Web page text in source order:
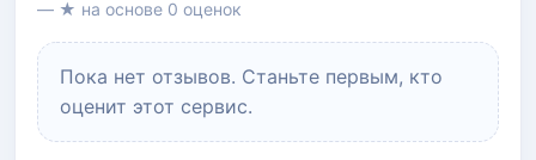
— ★ на основе 0 оценок
Пока нет отзывов. Станьте первым, кто
оценит этот сервис.